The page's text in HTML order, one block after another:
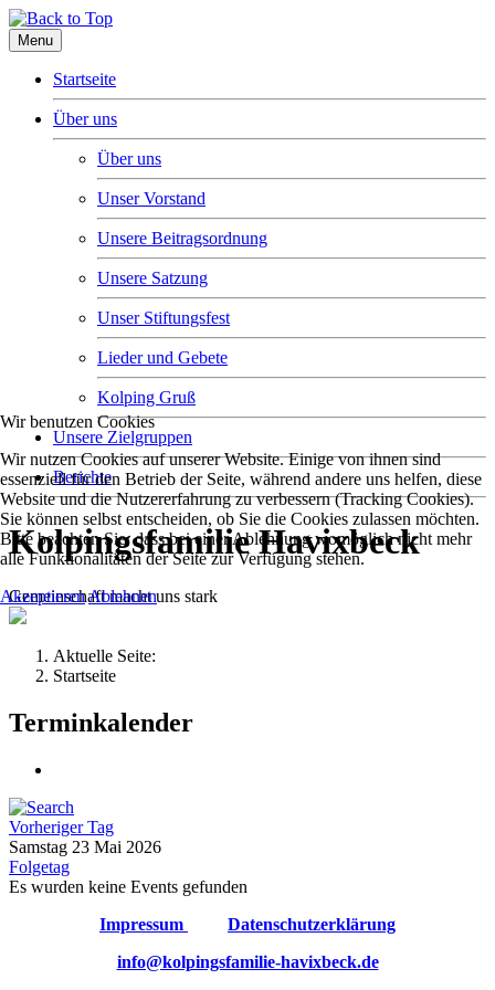
Menu
Startseite
Über uns
Über uns
Unser Vorstand
Unsere Beitragsordnung
Unsere Satzung
Unser Stiftungsfest
Lieder und Gebete
Kolping Gruß
Unsere Zielgruppen
Berichte
Kolpingsfamilie Havixbeck
Gemeinschaft macht uns stark
Aktuelle Seite:
Startseite
Terminkalender
Vorheriger Tag
Samstag 23 Mai 2026
Folgetag
Es wurden keine Events gefunden
Impressum
Datenschutzerklärung
info@kolpingsfamilie-havixbeck.de
Wir benutzen Cookies
Wir nutzen Cookies auf unserer Website. Einige von ihnen sind
essenziell für den Betrieb der Seite, während andere uns helfen, diese
Website und die Nutzererfahrung zu verbessern (Tracking Cookies).
Sie können selbst entscheiden, ob Sie die Cookies zulassen möchten.
Bitte beachten Sie, dass bei einer Ablehnung womöglich nicht mehr
alle Funktionalitäten der Seite zur Verfügung stehen.
AkzeptierenAblehnen